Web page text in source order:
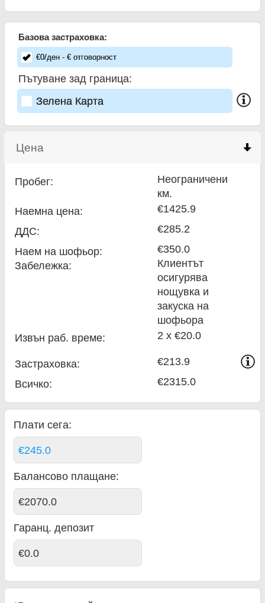
Базова застраховка:
€0/ден- €отговорност
Пътуване зад граница:
Зелена Карта
Цена
Пробег:
Неограничени
км.
Наемна цена:
€1425.9
ДДС:
€285.2
Наем на шофьор:
Забележка:
€350.0
Клиентът
осигурява
нощувка и
закуска на
шофьора
Извън раб. време:
2 x €20.0
Застраховка:
€213.9
Всичко: €2315.0
Плати сега:
€245.0
Балансово плащане:
€2070.0
Гаранц. депозит
€0.0